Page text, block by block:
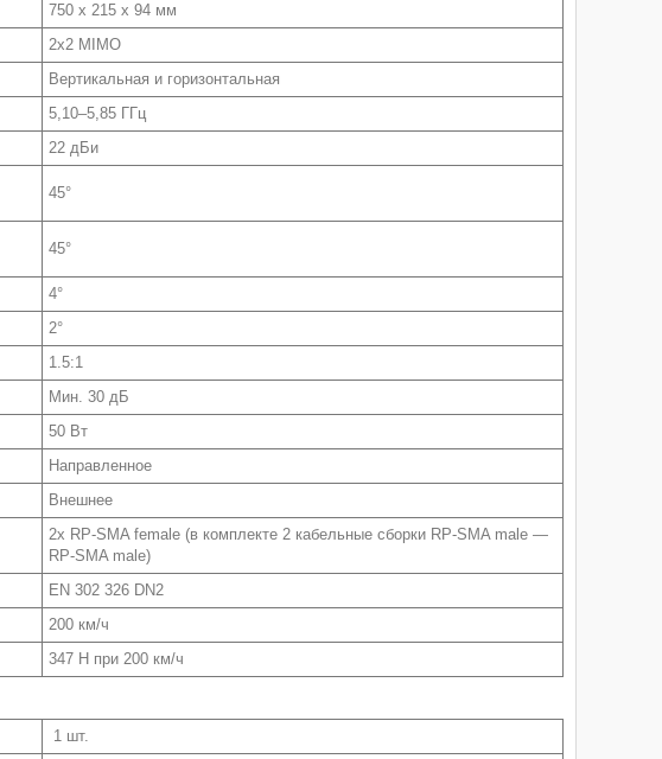
750 x 215 x 94 мм
2х2 MIMO
Вертикальная и горизонтальная
5,10–5,85 ГГц
22 дБи
45°
45°
4°
2°
1.5:1
Мин. 30 дБ
50 Вт
Направленное
Внешнее
2x RP-SMA female (в комплекте 2 кабельные сборки RP-SMA male —
RP-SMA male)
EN 302 326 DN2
200 км/ч
347 Н при 200 км/ч
1 шт.